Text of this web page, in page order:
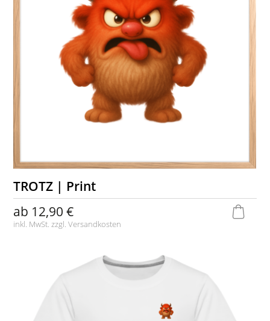
TROTZ | Print
ab 12,90 €
inkl. MwSt. zzgl.Versandkosten